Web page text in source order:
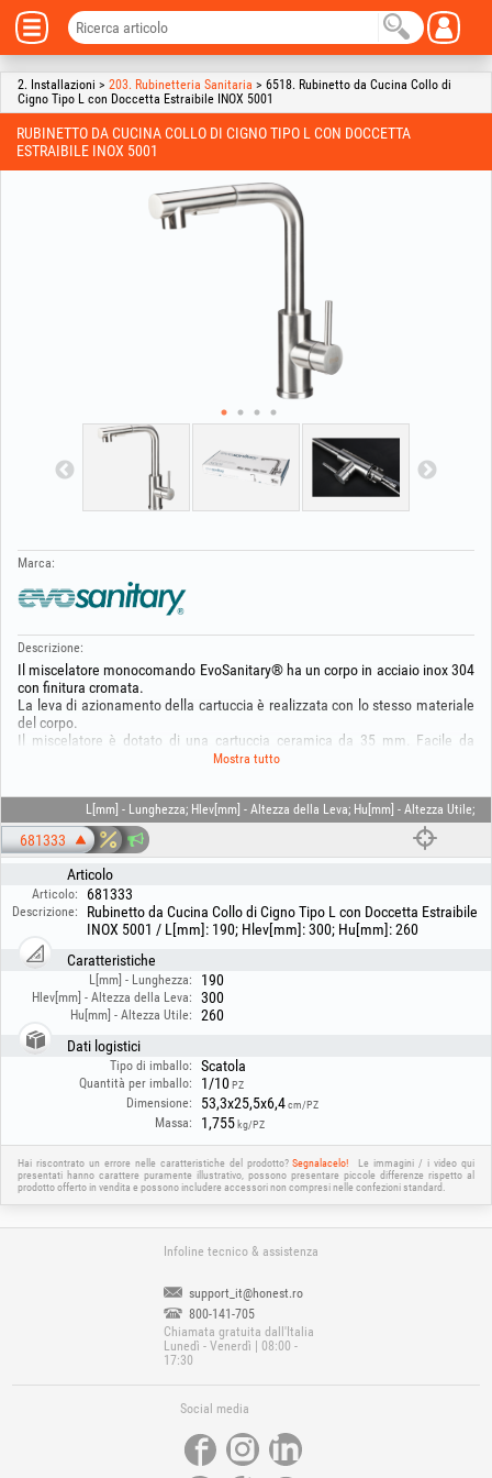
2. Installazioni > 203. Rubinetteria Sanitaria > 6518. Rubinetto da Cucina Collo di
Cigno Tipo L con Doccetta Estraibile INOX 5001
RUBINETTO DA CUCINA COLLO DI CIGNO TIPO L CON DOCCETTA
ESTRAIBILE INOX 5001
Marca:
Descrizione:
Il miscelatore monocomando EvoSanitary® ha un corpo in acciaio inox 304
con finitura cromata.
La leva di azionamento della cartuccia è realizzata con lo stesso materiale
del corpo.
Il miscelatore è dotato di una cartuccia ceramica da 35 mm. Facile da
montare grazie al sistema di fissaggio EASY FIX. Lunghezza del flessibile
Il pacchetto contiene:
- Sistema di fissaggio EASY FIX
- 2 flessibili di collegamento lunghi 60 cm.
Mostra tutto
L[mm] - Lunghezza; Hlev[mm] - Altezza della Leva; Hu[mm] - Altezza Utile;
681333
Articolo
Articolo: 681333
Descrizione:
Rubinetto da Cucina Collo di Cigno Tipo L con Doccetta Estraibile
INOX 5001 / L[mm]: 190; Hlev[mm]: 300; Hu[mm]: 260
Caratteristiche
L[mm] - Lunghezza: 190
Hlev[mm] - Altezza della Leva: 300
Hu[mm] - Altezza Utile:
260
Dati logistici
Tipo di imballo: Scatola
Quantità per imballo: 1/10PZ
Dimensione: 53,3x25,5x6,4cm/PZ
Massa: 1,755 kg/PZ
Hai riscontrato un errore nelle caratteristiche del prodotto?Segnalacelo!
Le immagini / i video qui
presentati hanno carattere puramente illustrativo, possono presentare piccole differenze rispetto al
prodotto offerto in vendita e possono includere accessori non compresi nelle confezioni standard.
Infoline tecnico & assistenza
support_it@honest.ro
800-141-705
Chiamata gratuita dall'Italia
Lunedì - Venerdì | 08:00 -
17:30
Social media